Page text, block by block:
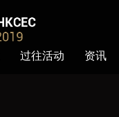
过往活动 资讯